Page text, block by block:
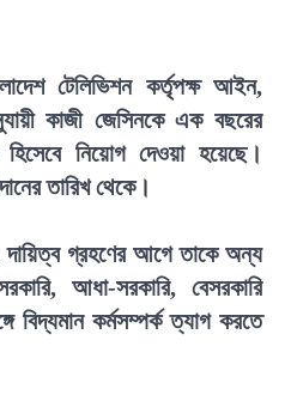
টেলিভিশন কর্তৃপক্ষ আইন,
কাজী জেসিনকে এক বছরের
হিসেবে নিয়োগ দেওয়া হয়েছে।
তারিখ থেকে।
গ্রহণের আগে তাকে অন্য
আধা-সরকারি, বেসরকারি
বিদ্যমান কর্মসম্পর্ক ত্যাগ করতে